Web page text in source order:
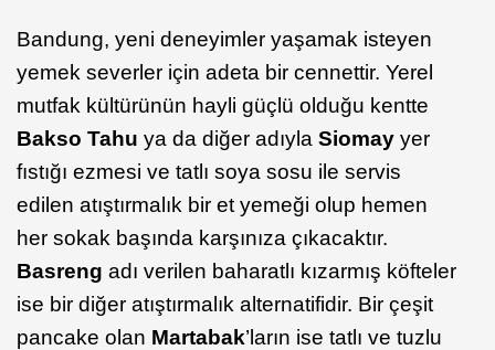
Bandung, yeni deneyimler yaşamak isteyen
yemek severler için adeta bir cennettir. Yerel
mutfak kültürünün hayli güçlü olduğu kentte
Bakso Tahu ya da diğer adıyla Siomay yer
fıstığı ezmesi ve tatlı soya sosu ile servis
edilen atıştırmalık bir et yemeği olup hemen
her sokak başında karşınıza çıkacaktır.
Basreng adı verilen baharatlı kızarmış köfteler
ise bir diğer atıştırmalık alternatifidir. Bir çeşit
pancake olan Martabak’ların ise tatlı ve tuzlu